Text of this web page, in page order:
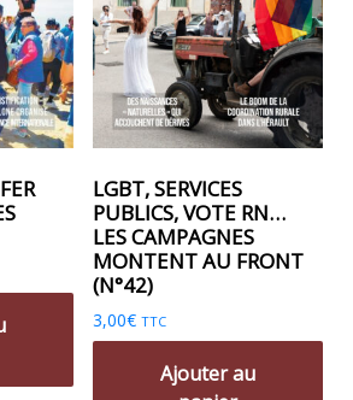
LGBT, SERVICES
PUBLICS, VOTE RN…
LES CAMPAGNES
MONTENT AU FRONT
(N°42)
3,00€ TTC
Ajouter au